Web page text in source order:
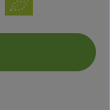
au panier